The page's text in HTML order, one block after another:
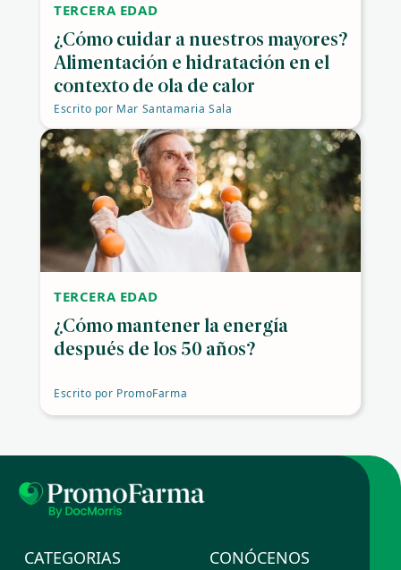
TERCERA EDAD
¿Cómo cuidar a nuestros mayores?
Alimentación e hidratación en el
contexto de ola de calor
Escrito por Mar Santamaria Sala
TERCERA EDAD
¿Cómo mantener la energía
después de los 50 años?
Escrito por PromoFarma
CATEGORIAS CONÓCENOS